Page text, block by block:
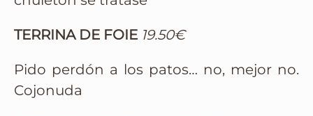
TERRINA DE FOIE 19.50€
Pido perdón a los patos… no, mejor no.
Cojonuda